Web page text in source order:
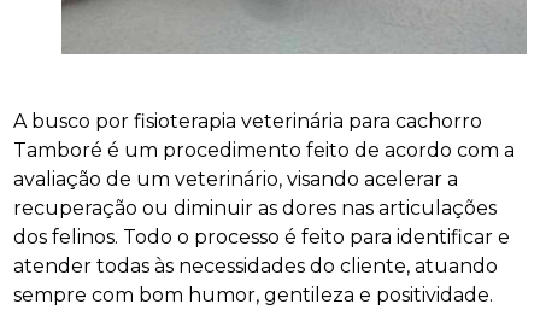
A busco por fisioterapia veterinária para cachorro
Tamboré é um procedimento feito de acordo com a
avaliação de um veterinário, visando acelerar a
recuperação ou diminuir as dores nas articulações
dos felinos. Todo o processo é feito para identificar e
atender todas às necessidades do cliente, atuando
sempre com bom humor, gentileza e positividade.